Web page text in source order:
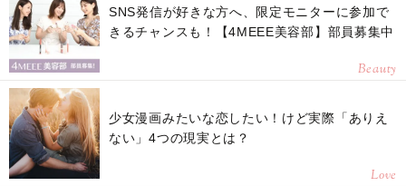
SNS発信が好きな方へ、限定モニターに参加で
きるチャンスも！【4MEEE美容部】部員募集中
Beauty
少女漫画みたいな恋したい！けど実際「ありえ
ない」4つの現実とは？
Love